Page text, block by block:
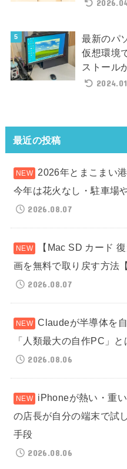
最新のパ
仮想環境
ストール
最近の投稿
2026年とまこまい
今年は花火なし・駐車場
2026.08.07
【Mac SD カード
画を無料で取り戻す方法
2026.08.07
Claudeが半導体を
「人類最大の自作PC」と
2026.08.06
iPhoneが熱い・重
の店長が自分の端末で試
手段
2026.08.06